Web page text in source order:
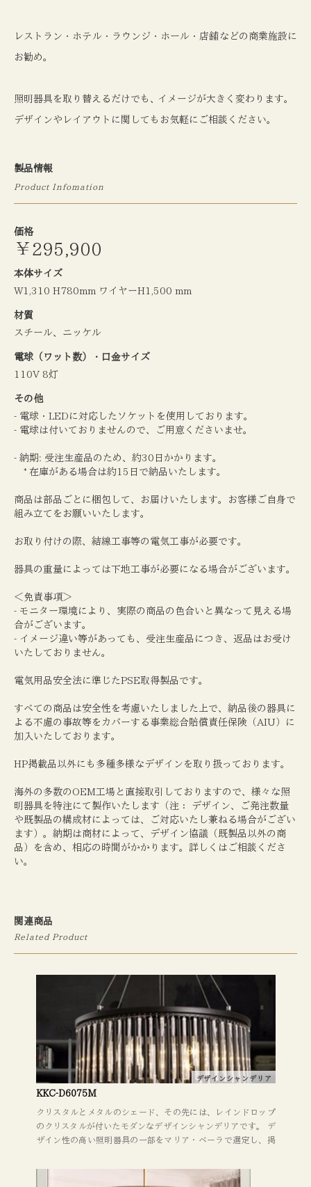
レストラン・ホテル・ラウンジ・ホール・店舗などの商業施設に
お勧め 。
照明器具を取り替えるだけでも イメージが大きく変わります。
デザインやレイアウトに関してもお気軽にご相談ください。
製品情報
Product Infomation
価格
￥295,900
本体サイズ
W1,310 H780mm ワイヤーH1,500 mm
材質
スチール、ニッケル
電球（ワット数）・口金サイズ
110V 8灯
その他
- 電球・LEDに対応したソケットを使用しております。
- 電球は付いておりませんので、ご用意くださいませ。
- 納期: 受注生産品のため、約30日かかります。
* 在庫がある場合は約15日で納品いたします。
商品は部品ごとに梱包して、お届けいたします。お客様ご自身で
組み立てをお願いいたします。
お取り付けの際、結線工事等の電気工事が必要です。
器具の重量によっては下地工事が必要になる場合がございます。
＜免責事項＞
- モニター環境により、実際の商品の色合いと異なって見える場
合がございます。
- イメージ違い等があっても、受注生産品につき、返品はお受け
いたしておりません。
電気用品安全法に準じたPSE取得製品です。
すべての商品は安全性を考慮いたしました上で、納品後の器具に
よる不慮の事故等をカバーする事業総合賠償責任保険（AIU）に
加入いたしております。
HP掲載品以外にも多種多様なデザインを取り扱っております。
海外の多数のOEM工場と直接取引しておりますので、様々な照
明器具を特注にて製作いたします（注： デザイン、ご発注数量
や既製品の構成材によっては、ご対応いたし兼ねる場合がござい
ます）。納期は商材によって、デザイン協議（既製品以外の商
品）を含め、相応の時間がかかります。詳しくはご相談くださ
い。
関連商品
Related Product
デザインシャンデリア
KKC-D6075M
クリスタルとメタルのシェード、その先には、レインドロップ
のクリスタルが付いたモダンなデザインシャンデリアです。 デ
ザイン性の高い照明器具の一部をマリア・ベーラで選定し、掲
プ・ラウンジ・ホール・店舗・サロンなどの商業施設にお勧
め。 照明器具を取り替えるだけでも、イメージが大きく変わり